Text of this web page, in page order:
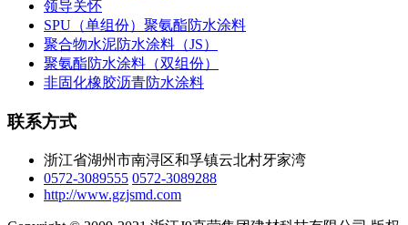
领导关怀
SPU（单组份）聚氨酯防水涂料
聚合物水泥防水涂料（JS）
聚氨酯防水涂料（双组份）
非固化橡胶沥青防水涂料
联系方式
浙江省湖州市南浔区和孚镇云北村牙家湾
0572-3089555 0572-3089288
http://www.gzjsmd.com